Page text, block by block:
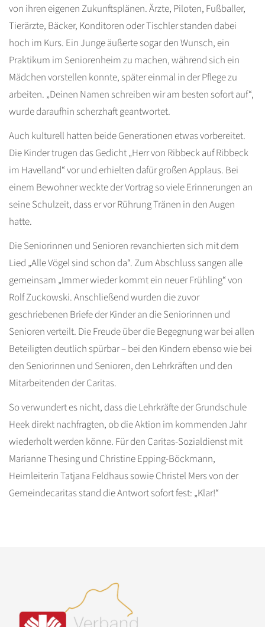
von ihren eigenen Zukunftsplänen. Ärzte, Piloten, Fußballer,
Tierärzte, Bäcker, Konditoren oder Tischler standen dabei
hoch im Kurs. Ein Junge äußerte sogar den Wunsch, ein
Praktikum im Seniorenheim zu machen, während sich ein
Mädchen vorstellen konnte, später einmal in der Pflege zu
arbeiten. „Deinen Namen schreiben wir am besten sofort auf“,
wurde daraufhin scherzhaft geantwortet.
Auch kulturell hatten beide Generationen etwas vorbereitet.
Die Kinder trugen das Gedicht „Herr von Ribbeck auf Ribbeck
im Havelland“ vor und erhielten dafür großen Applaus. Bei
einem Bewohner weckte der Vortrag so viele Erinnerungen an
seine Schulzeit, dass er vor Rührung Tränen in den Augen
hatte.
Die Seniorinnen und Senioren revanchierten sich mit dem
Lied „Alle Vögel sind schon da“. Zum Abschluss sangen alle
gemeinsam „Immer wieder kommt ein neuer Frühling“ von
Rolf Zuckowski. Anschließend wurden die zuvor
geschriebenen Briefe der Kinder an die Seniorinnen und
Senioren verteilt. Die Freude über die Begegnung war bei allen
Beteiligten deutlich spürbar – bei den Kindern ebenso wie bei
den Seniorinnen und Senioren, den Lehrkräften und den
Mitarbeitenden der Caritas.
So verwundert es nicht, dass die Lehrkräfte der Grundschule
Heek direkt nachfragten, ob die Aktion im kommenden Jahr
wiederholt werden könne. Für den Caritas-Sozialdienst mit
Marianne Thesing und Christine Epping-Böckmann,
Heimleiterin Tatjana Feldhaus sowie Christel Mers von der
Gemeindecaritas stand die Antwort sofort fest: „Klar!“